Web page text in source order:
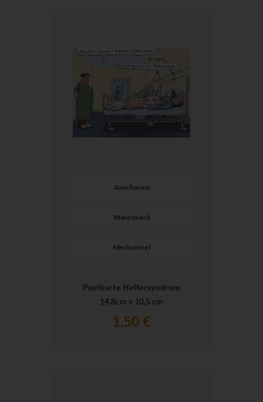
Anschauen
Warenkorb
Merkzettel
Postkarte Helfersyndrom
14,8cm x 10,5 cm
1,50 €